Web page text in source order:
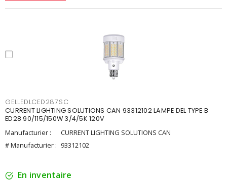
GELLEDLCED287SC
CURRENT LIGHTING SOLUTIONS CAN 93312102 LAMPE DEL TYPE B
ED28 90/115/150W 3/4/5K 120V
Manufacturier :
CURRENT LIGHTING SOLUTIONS CAN
# Manufacturier : 93312102
En inventaire